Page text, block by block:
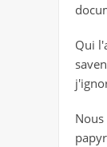
Qui